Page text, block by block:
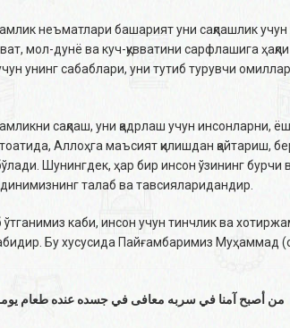
неъматлари башарият уни сақлашлик учун
мол-дунё ва куч-қувватини сарфлашига
унинг сабаблари, уни тутиб турувчи
сақлаш, уни қадрлаш учун инсонларни,
Аллоҳга маъсият қилишдан қайтариш,
Шунингдек, ҳар бир инсон ўзининг
динимизнинг талаб ва тавсияларидандир.
каби, инсон учун тинчлик ва
Бу хусусида Пайғамбаримиз Муҳаммад
من أصبح آمنا في سربه معافى في جسده عنده طعام يومه